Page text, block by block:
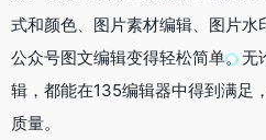
式和颜色、图片素材编辑、图片
公众号图文编辑变得轻松简单。无
辑，都能在135编辑器中得到满足
质量。